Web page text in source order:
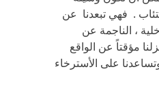
. فهي تبعدنا عن
، الناجمة عن
مؤقتاً عن الواقع
على الأسترخاء